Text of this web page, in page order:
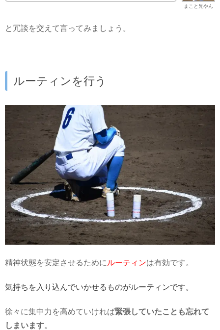
まこと兄やん
と冗談を交えて言ってみましょう。
ルーティンを行う
精神状態を安定させるために ルーティンは有効です。
気持ちを入り込んでいかせるものがルーティンです。
徐々に集中力を高めていければ緊張していたことも忘れて
しまいます。